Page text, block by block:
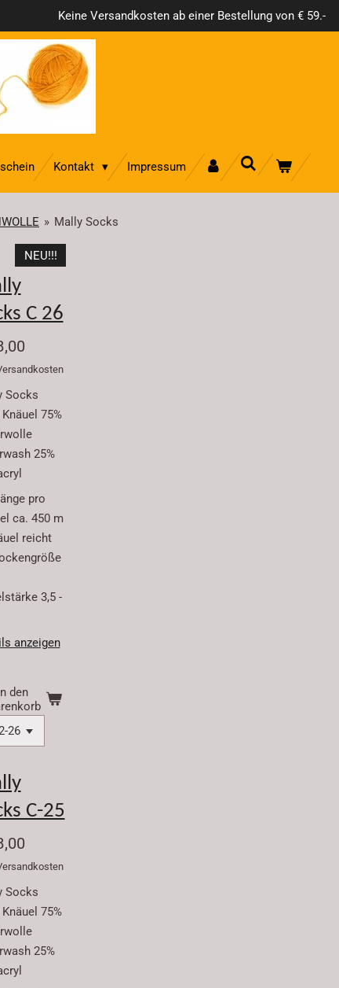
Keine Versandkosten ab einer Bestellung von € 59.-
Kontakt Impressum
» Mally Socks
NEU!!!
C 26
Socks
75%
25%
pro
ca. 450 m
reicht
3,5 -
anzeigen
In den
C-25
Socks
75%
25%